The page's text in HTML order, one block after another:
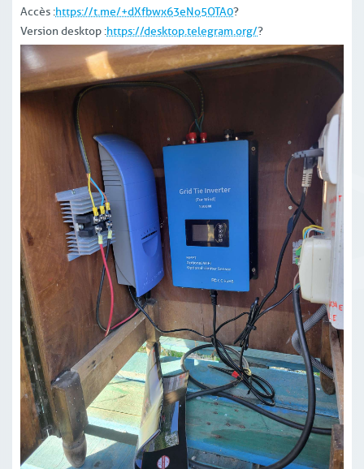
Accès :https://t.me/+dXfbwx63eNo5OTA0?
Version desktop :https://desktop.telegram.org/?